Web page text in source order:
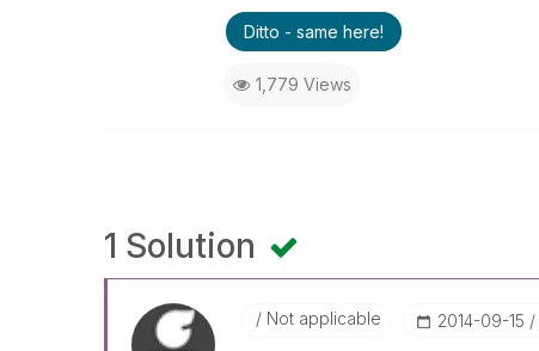
Ditto - same here!
1,779 Views
1 Solution
Not applicable ‎2014-09-15